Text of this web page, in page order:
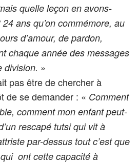
quelle leçon en avons-
ans qu’on commémore, au
d’amour, de pardon,
chaque année des messages
division. »
pas être de chercher à
de se demander : « Comment
comment mon enfant peut-
rescapé tutsi qui vit à
par-dessus tout c’est que
ont cette capacité à